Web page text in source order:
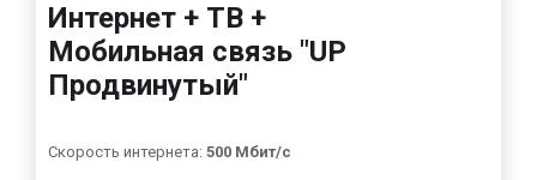
Интернет + ТВ +
Мобильная связь "UP
Продвинутый"
Скорость интернета: 500 Мбит/с